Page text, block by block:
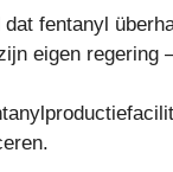
fentanyl
eigen regering